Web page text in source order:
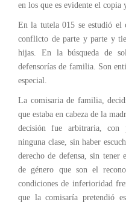
en los que es evidente el copia
En la tutela 015 se estudió el
conflicto de parte y parte y
hijas. En la búsqueda de
defensorías de familia. Son
especial.
La comisaria de familia,
que estaba en cabeza de la
decisión fue arbitraria, con
ninguna clase, sin haber
derecho de defensa, sin tener
de género que son el
condiciones de inferioridad
que la comisaría pretendió